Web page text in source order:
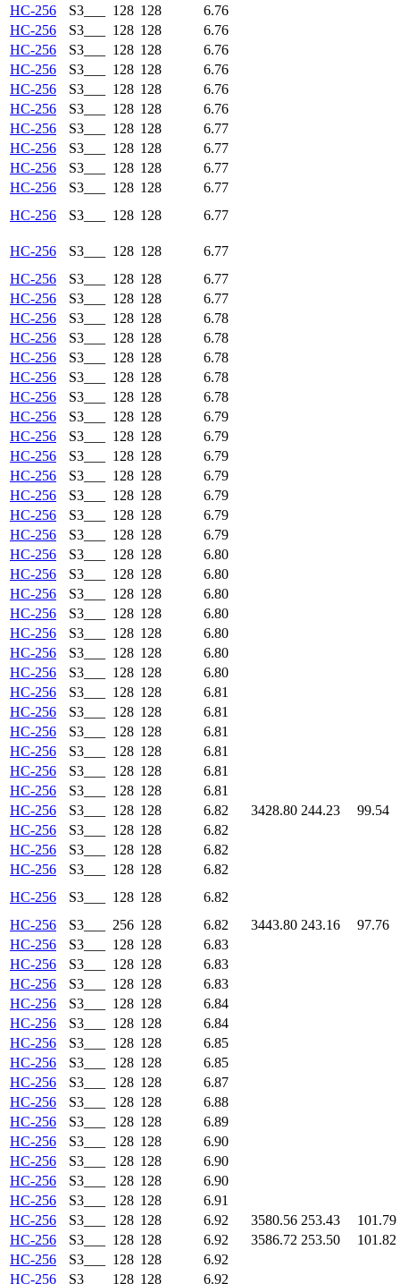
HC-256 S3___ 128 128
6.76
HC-256
S3___ 128 128
6.76
HC-256
S3___ 128 128
6.76
HC-256
S3___ 128 128
6.76
HC-256
S3___ 128 128
6.76
HC-256
S3___ 128 128
6.76
HC-256
S3___ 128 128
6.77
HC-256
S3___ 128 128
6.77
HC-256
S3___ 128 128
6.77
HC-256
S3___ 128 128
6.77
HC-256
S3___ 128 128 6.77
HC-256 S3___ 128 128
6.77
HC-256
S3___ 128 128
6.77
HC-256
S3___ 128 128
6.77
HC-256
S3___ 128 128
6.78
HC-256
S3___ 128 128
6.78
HC-256
S3___ 128 128
6.78
HC-256
S3___ 128 128
6.78
HC-256
S3___ 128 128
6.78
HC-256
S3___ 128 128
6.79
HC-256
S3___ 128 128
6.79
HC-256
S3___ 128 128
6.79
HC-256
S3___ 128 128
6.79
HC-256
S3___ 128 128
6.79
HC-256
S3___ 128 128
6.79
HC-256
S3___ 128 128
6.79
HC-256
S3___ 128 128
6.80
HC-256
S3___ 128 128
6.80
HC-256
S3___ 128 128
6.80
HC-256
S3___ 128 128
6.80
HC-256
S3___ 128 128
6.80
HC-256
S3___ 128 128
6.80
HC-256
S3___ 128 128
6.80
HC-256
S3___ 128 128
6.81
HC-256
S3___ 128 128
6.81
HC-256
S3___ 128 128
6.81
HC-256
S3___ 128 128
6.81
HC-256
S3___ 128 128
6.81
HC-256
S3___ 128 128
6.81
HC-256
S3___ 128 128 6.82 3428.80 244.23
99.54
HC-256
S3___ 128 128
6.82
HC-256
S3___ 128 128
6.82
HC-256
S3___ 128 128
6.82
HC-256
S3___ 128 128
6.82
HC-256
S3___ 256 128 6.82 3443.80 243.16
97.76
HC-256
S3___ 128 128
6.83
HC-256
S3___ 128 128
6.83
HC-256
S3___ 128 128
6.83
HC-256
S3___ 128 128
6.84
HC-256
S3___ 128 128
6.84
HC-256
S3___ 128 128
6.85
HC-256
S3___ 128 128
6.85
HC-256
S3___ 128 128
6.87
HC-256
S3___ 128 128
6.88
HC-256
S3___ 128 128
6.89
HC-256
S3___ 128 128
6.90
HC-256
S3___ 128 128
6.90
HC-256
S3___ 128 128
6.90
HC-256
S3___ 128 128
6.91
HC-256
S3___ 128 128 6.92 3580.56 253.43
101.79
HC-256
S3___ 128 128 6.92 3586.72 253.50
101.82
HC-256
S3___ 128 128
6.92
HC-256
S3___ 128 128
6.92